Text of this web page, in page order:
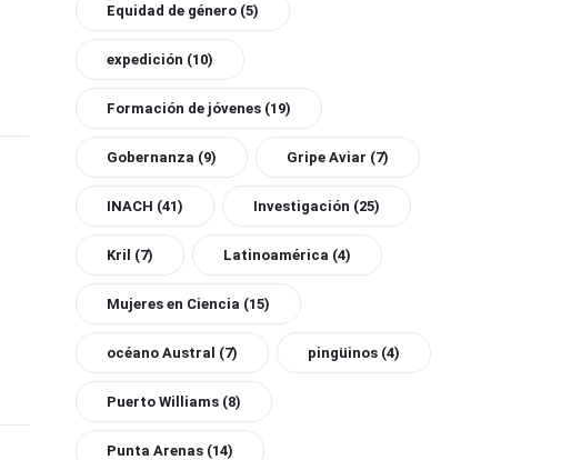
Equidad de género (5)
expedición (10)
Formación de jóvenes (19)
Gobernanza (9) Gripe Aviar (7)
INACH (41) Investigación (25)
Kril (7) Latinoamérica (4)
Mujeres en Ciencia (15)
océano Austral (7) pingüinos (4)
Puerto Williams (8)
Punta Arenas (14)